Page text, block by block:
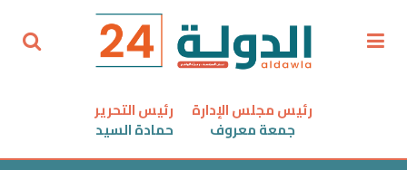
رئيس مجلس الإدارة
جمعة معروف
رئيس التحرير
حمادة السيد